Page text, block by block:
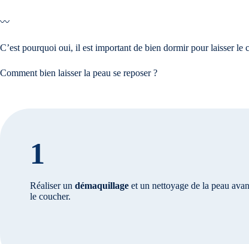
〰️
C’est pourquoi oui, il est important de bien dormir pour laisser le
Comment bien laisser la peau se reposer ?
1
Réaliser un démaquillage et un nettoyage de la peau
le coucher.